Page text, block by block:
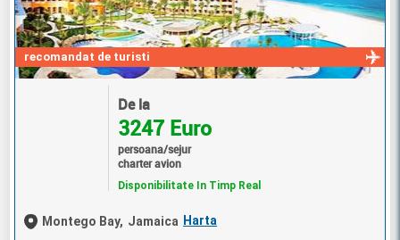
recomandat de turisti
De la
3247 Euro
persoana/sejur
charter avion
Disponibilitate In Timp Real
Montego Bay, Jamaica Harta